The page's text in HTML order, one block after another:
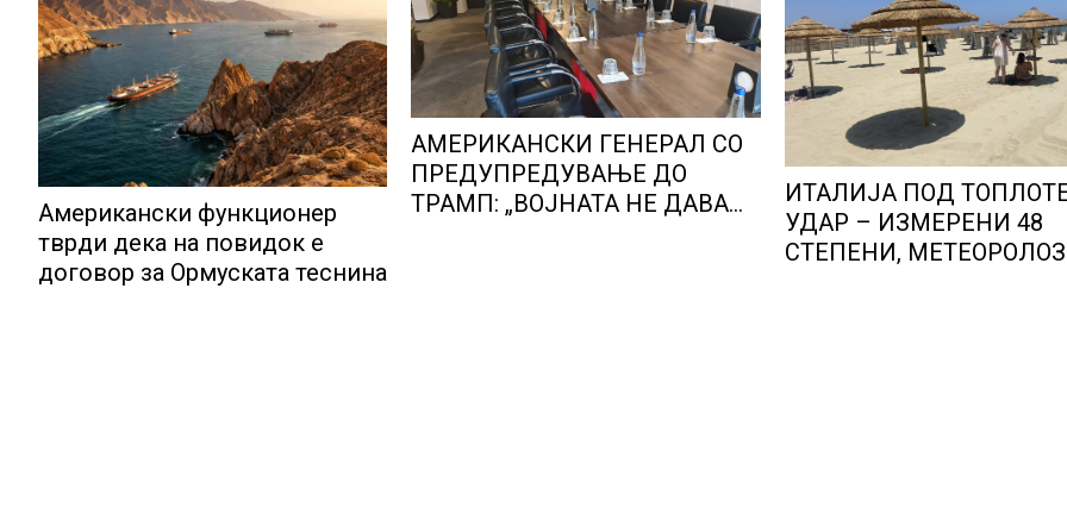
Американски функционер
тврди дека на повидок е
договор за Ормуската теснина
АМЕРИКАНСКИ ГЕНЕРАЛ СО
ПРЕДУПРЕДУВАЊЕ ДО
ТРАМП: „ВОЈНАТА НЕ ДАВА
ИТАЛИЈА ПОД
УДАР – ИЗМЕРЕНИ 48
СТЕПЕНИ,